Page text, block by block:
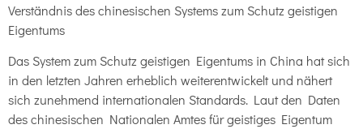
Verständnis des chinesischen Systems zum Schutz geistigen
Eigentums
Das System zum Schutz geistigen Eigentums in China hat sich
in den letzten Jahren erheblich weiterentwickelt und nähert
sich zunehmend internationalen Standards. Laut den Daten
des chinesischen Nationalen Amtes für geistiges Eigentum